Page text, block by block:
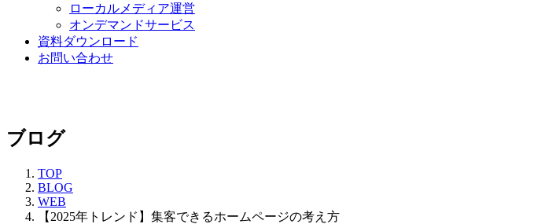
ローカルメディア運営
オンデマンドサービス
資料ダウンロード
お問い合わせ
ブログ
TOP
BLOG
WEB
【2025年トレンド】集客できるホームページの考え方